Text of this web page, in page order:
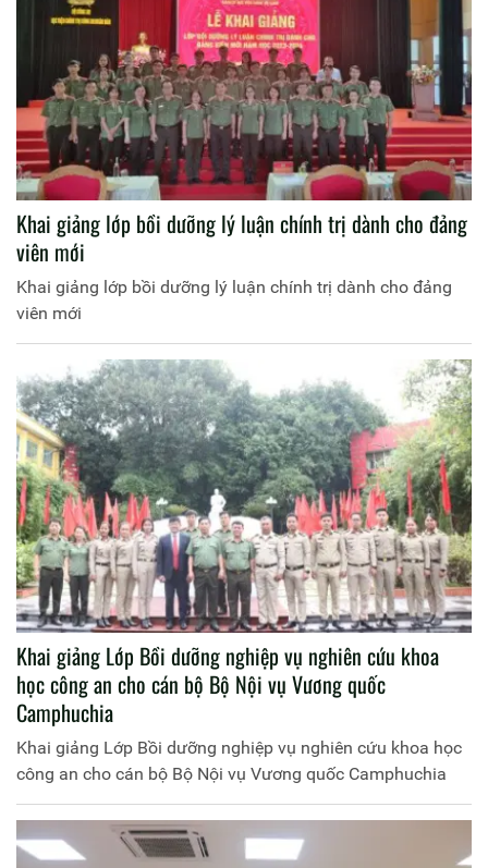
Khai giảng lớp bồi dưỡng lý luận chính trị dành cho đảng
viên mới
Khai giảng lớp bồi dưỡng lý luận chính trị dành cho đảng
viên mới
Khai giảng Lớp Bồi dưỡng nghiệp vụ nghiên cứu khoa
học công an cho cán bộ Bộ Nội vụ Vương quốc
Camphuchia
Khai giảng Lớp Bồi dưỡng nghiệp vụ nghiên cứu khoa học
công an cho cán bộ Bộ Nội vụ Vương quốc Camphuchia